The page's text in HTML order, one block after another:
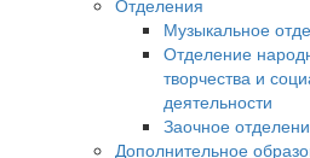
Отделения
Музыкальное
Отделение
творчества и
деятельности
Заочное
Дополнительное